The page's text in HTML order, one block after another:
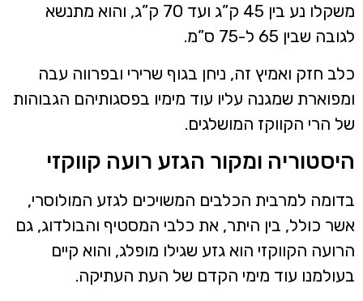
משקלו נע בין 45 ק”ג ועד 70 ק”ג, והוא מתנשא
שבין 65 ל-75 ס”מ.
חזק ואמיץ זה, ניחן בגוף שרירי ובפרווה עבה
שמגנה עליו עוד מימיו בפסגותיהם הגבוהות
הרי הקווקז המושלגים.
ומקור הגזע רועה קווקזי
למרבית הכלבים המשויכים לגזע המולוסרי,
כולל, בין היתר, את כלבי המסטיף והבולדוג, גם
הקווקזי הוא גזע שגילו מופלג, והוא קיים
עוד מימי הקדם של העת העתיקה.